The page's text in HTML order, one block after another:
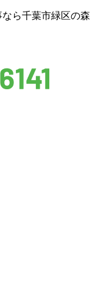
ら千葉市緑区の森